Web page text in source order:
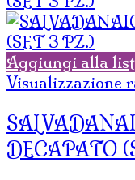
Aggiungi alla
Visualizzazione
DECAPATO